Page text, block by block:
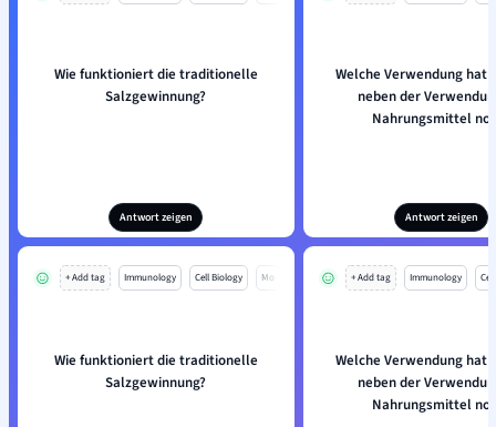
Wie funktioniert die traditionelle
Salzgewinnung?
Antwort zeigen
Welche Verwendung hat
neben der
Nahrungsmittel
Antwort zeigen
+ Add tag Immunology Cell Biology Mo
Wie funktioniert die traditionelle
Salzgewinnung?
+ Add tag Immunology
Welche Verwendung hat
neben der
Nahrungsmittel